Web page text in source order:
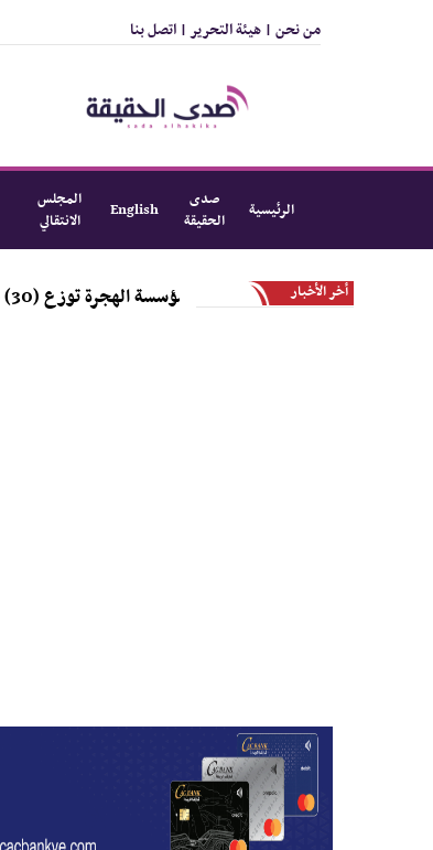
من نحن | هيئة التحرير | اتصل بنا
الرئيسية
صدى
الحقيقة
English
المجلس
الانتقالي
أخر الأخبار مؤسسة الهجرة توزع (30) مروحة شحن في العاصمة عدن و لحج